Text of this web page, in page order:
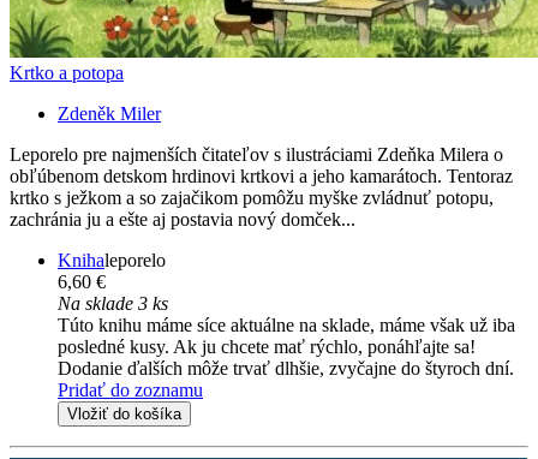
Krtko a potopa
Zdeněk Miler
Leporelo pre najmenších čitateľov s ilustráciami Zdeňka Milera o
obľúbenom detskom hrdinovi krtkovi a jeho kamarátoch. Tentoraz
krtko s ježkom a so zajačikom pomôžu myške zvládnuť potopu,
zachránia ju a ešte aj postavia nový domček...
Knihaleporelo
6,60 €
Na sklade 3 ks
Túto knihu máme síce aktuálne na sklade, máme však už iba
posledné kusy. Ak ju chcete mať rýchlo, ponáhľajte sa!
Dodanie ďalších môže trvať dlhšie, zvyčajne do štyroch dní.
Pridať do zoznamu
Vložiť do košíka